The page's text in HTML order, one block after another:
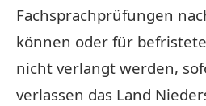
Fachsprachprüfungen
können oder für
nicht verlangt werden,
verlassen das Land